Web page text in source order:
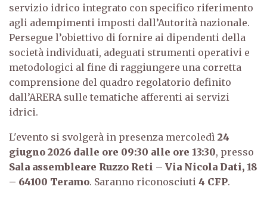
servizio idrico integrato con specifico riferimento
agli adempimenti imposti dall’Autorità nazionale.
Persegue l’obiettivo di fornire ai dipendenti della
società individuati, adeguati strumenti operativi e
metodologici al fine di raggiungere una corretta
comprensione del quadro regolatorio definito
dall’ARERA sulle tematiche afferenti ai servizi
idrici.
L'evento si svolgerà in presenza mercoledì 24
giugno 2026 dalle ore 09:30 alle ore 13:30, presso
Sala assembleare Ruzzo Reti – Via Nicola Dati, 18
– 64100 Teramo. Saranno riconosciuti 4 CFP.